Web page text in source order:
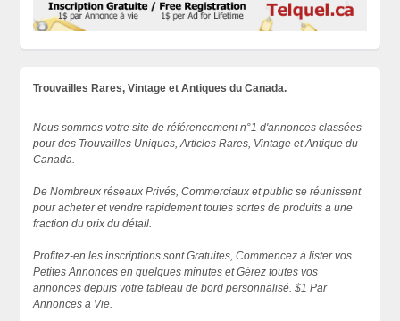
Trouvailles Rares, Vintage et Antiques du Canada.
Nous sommes votre site de référencement n°1 d'annonces classées
pour des Trouvailles Uniques, Articles Rares, Vintage et Antique du
Canada.
De Nombreux réseaux Privés, Commerciaux et public se réunissent
pour acheter et vendre rapidement toutes sortes de produits a une
fraction du prix du détail.
Profitez-en les inscriptions sont Gratuites, Commencez à lister vos
Petites Annonces en quelques minutes et Gérez toutes vos
annonces depuis votre tableau de bord personnalisé. $1 Par
Annonces a Vie.